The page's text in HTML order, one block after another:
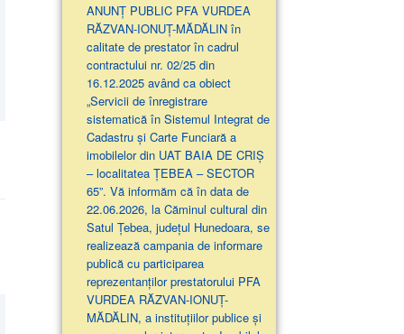
ANUNŢ PUBLIC PFA VURDEA
RĂZVAN-IONUȚ-MĂDĂLIN în
calitate de prestator în cadrul
contractului nr. 02/25 din
16.12.2025 având ca obiect
„Servicii de înregistrare
sistematică în Sistemul Integrat de
Cadastru și Carte Funciară a
imobilelor din UAT BAIA DE CRIȘ
– localitatea ȚEBEA – SECTOR
65”. Vă informăm că în data de
22.06.2026, la Căminul cultural din
Satul Țebea, județul Hunedoara, se
realizează campania de informare
publică cu participarea
reprezentanților prestatorului PFA
VURDEA RĂZVAN-IONUȚ-
MĂDĂLIN, a instituțiilor publice și